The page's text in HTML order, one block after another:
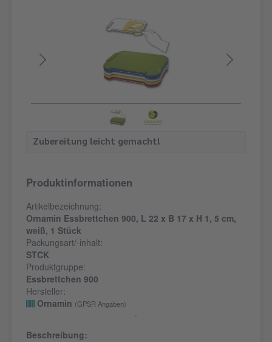
Zubereitung leicht gemacht!
Produktinformationen
Artikelbezeichnung:
Ornamin Essbrettchen 900, L 22 x B 17 x H 1, 5 cm,
weiß, 1 Stück
Packungsart/-inhalt:
STCK
Produktgruppe:
Essbrettchen 900
Hersteller:
Ornamin
(GPSR Angaben)
Beschreibung: